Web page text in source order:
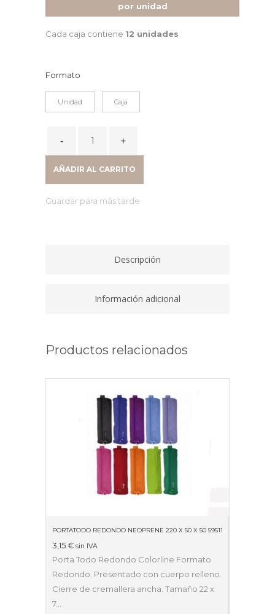
por unidad
Cada caja contiene 12 unidades
Formato
Unidad Caja
PINZAS
41MM
AÑADIR AL CARRITO
Guardar para más tarde
Descripción
Información adicional
Productos relacionados
PORTATODO REDONDO NEOPRENE 220 X 50 X 50 59511
3,15 € sin IVA
Porta Todo Redondo Colorline Formato
Redondo. Presentado con cuerpo relleno.
Cierre de cremallera ancha. Tamaño 22 x
7…